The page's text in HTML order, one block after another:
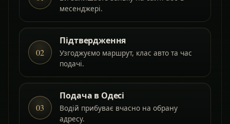
месенджері.
02
Підтвердження
Узгоджуємо маршрут, клас авто та час
подачі.
03
Подача в Одесі
Водій прибуває вчасно на обрану
адресу.